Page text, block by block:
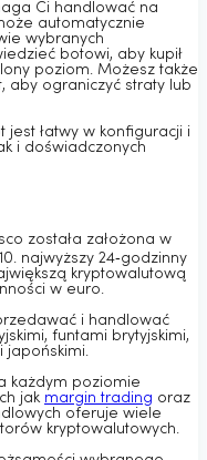
Ci handlować na
automatycznie
wybranych
botowi, aby kupił
poziom. Możesz także
aby ograniczyć straty lub
jest łatwy w konfiguracji i
i doświadczonych
została założona w
najwyższy 24‑godzinny
kryptowalutową
w euro.
i handlować
funtami brytyjskimi,
japońskimi.
każdym poziomie
jak margin trading oraz
oferuje wiele
kryptowalutowych.